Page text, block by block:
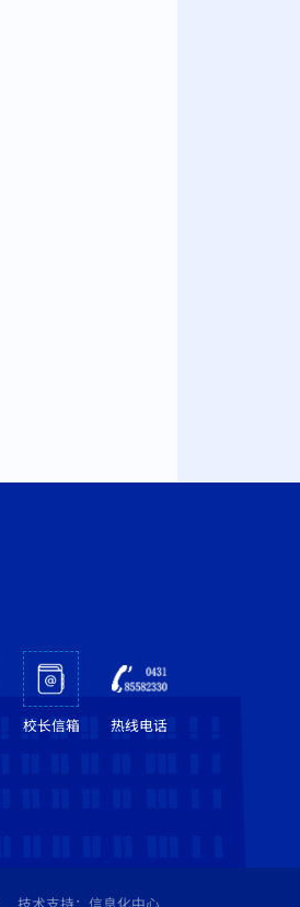
校长信箱 热线电话
技术支持：信息化中心